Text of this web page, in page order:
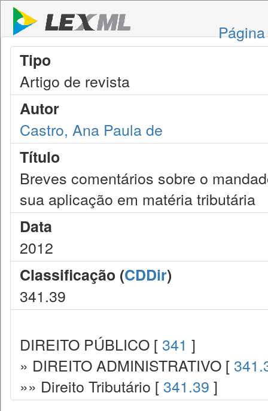
Tipo
Artigo de revista
Autor
Castro, Ana Paula de
Título
Breves comentários sobre o
sua aplicação em matéria tributária
Data
2012
Classificação (CDDir)
341.39
DIREITO PÚBLICO [ 341 ]
» DIREITO ADMINISTRATIVO [
»» Direito Tributário [ 341.39 ]